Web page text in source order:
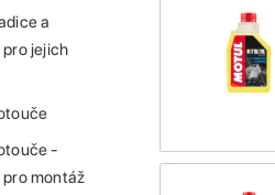
a
jejich
-
montáž